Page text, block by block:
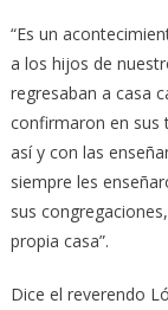
“Es un
a los hijos de
regresaban a casa
confirmaron en sus
así y con las
siempre les
sus
propia casa”.
Dice el reverendo